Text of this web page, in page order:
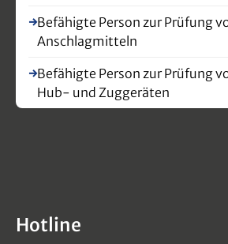
Befähigte Person zur Prüfung
Anschlagmitteln
Befähigte Person zur Prüfung
Hub- und Zuggeräten
Hotline